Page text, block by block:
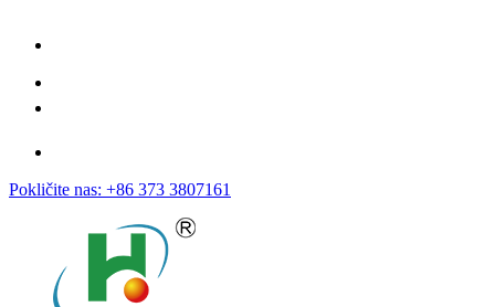
Pokličite nas: +86 373 3807161